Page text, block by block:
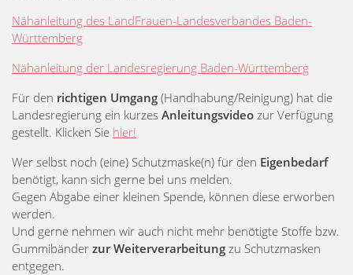
Nähanleitung des LandFrauen-Landesverbandes Baden-
Württemberg
Nähanleitung der Landesregierung Baden-Württemberg
Für den richtigen Umgang (Handhabung/Reinigung) hat die
Landesregierung ein kurzes Anleitungsvideo zur Verfügung
gestellt. Klicken Sie hier!
Wer selbst noch (eine) Schutzmaske(n) für den Eigenbedarf
benötigt, kann sich gerne bei uns melden.
Gegen Abgabe einer kleinen Spende, können diese erworben
werden.
Und gerne nehmen wir auch nicht mehr benötigte Stoffe bzw.
Gummibänder zur Weiterverarbeitung zu Schutzmasken
entgegen.